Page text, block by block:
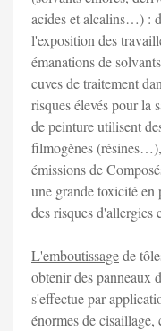
acides et alcalins…) :
l'exposition des
émanations de
cuves de traitement
risques élevés pour la
de peinture utilisent
filmogènes
émissions de
une grande toxicité
des risques d'allergies
L'emboutissagede
obtenir des panneaux
s'effectue par
énormes de cisaillage,